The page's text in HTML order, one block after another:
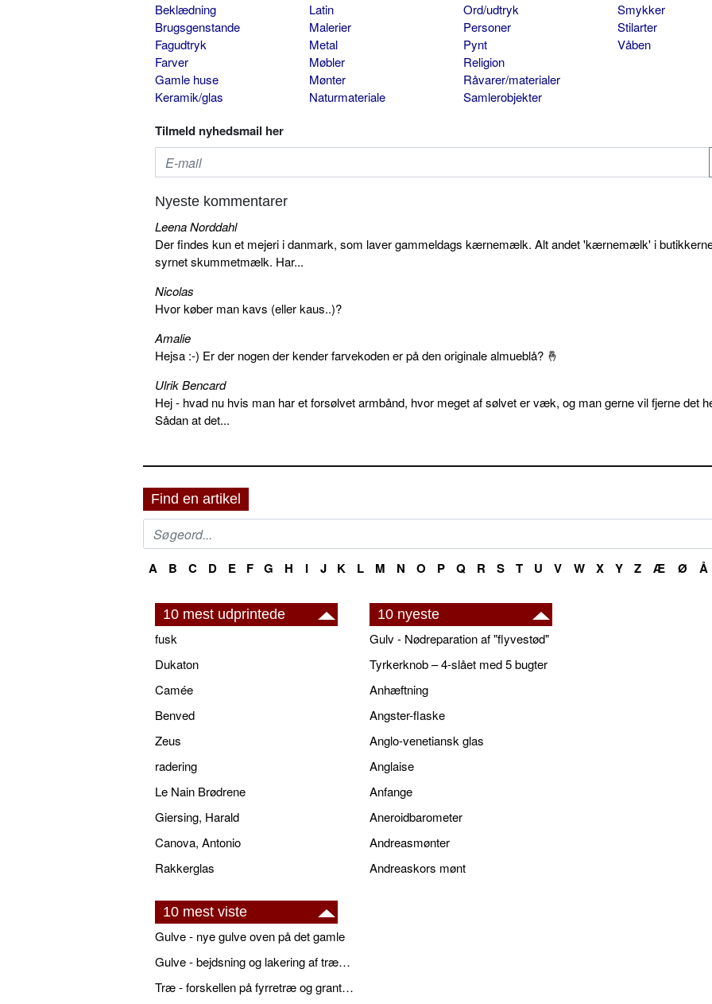
Beklædning
Brugsgenstande
Fagudtryk
Farver
Gamle huse
Keramik/glas
Latin
Malerier
Metal
Møbler
Mønter
Naturmateriale
Ord/udtryk
Personer
Pynt
Religion
Råvarer/materialer
Samlerobjekter
Smykker
Stilarter
Våben
Tilmeld nyhedsmail her
Nyeste kommentarer
Leena Norddahl
Der findes kun et mejeri i danmark, som laver gammeldags kærnemælk. Alt andet 'kærnemælk' i
syrnet skummetmælk. Har...
Nicolas
Hvor køber man kavs (eller kaus..)?
Amalie
Hejsa :-) Er der nogen der kender farvekoden er på den originale almueblå? 🤞
Ulrik Bencard
Hej - hvad nu hvis man har et forsølvet armbånd, hvor meget af sølvet er væk, og man gerne vil fjerne det
Sådan at det...
Find en artikel
A B C D E F G H I J K L M N O P Q R S T U V W X Y Z Æ Ø Å
10 mest udprintede
fusk
Dukaton
Camée
Benved
Zeus
radering
Le Nain Brødrene
Giersing, Harald
Canova, Antonio
Rakkerglas
10 nyeste
Gulv - Nødreparation af "flyvestød"
Tyrkerknob – 4-slået med 5 bugter
Anhæftning
Angster-flaske
Anglo-venetiansk glas
Anglaise
Anfange
Aneroidbarometer
Andreasmønter
Andreaskors mønt
10 mest viste
Gulve - nye gulve oven på det gamle
Gulve - bejdsning og lakering af trægulve
Træ - forskellen på fyrretræ og grantræ